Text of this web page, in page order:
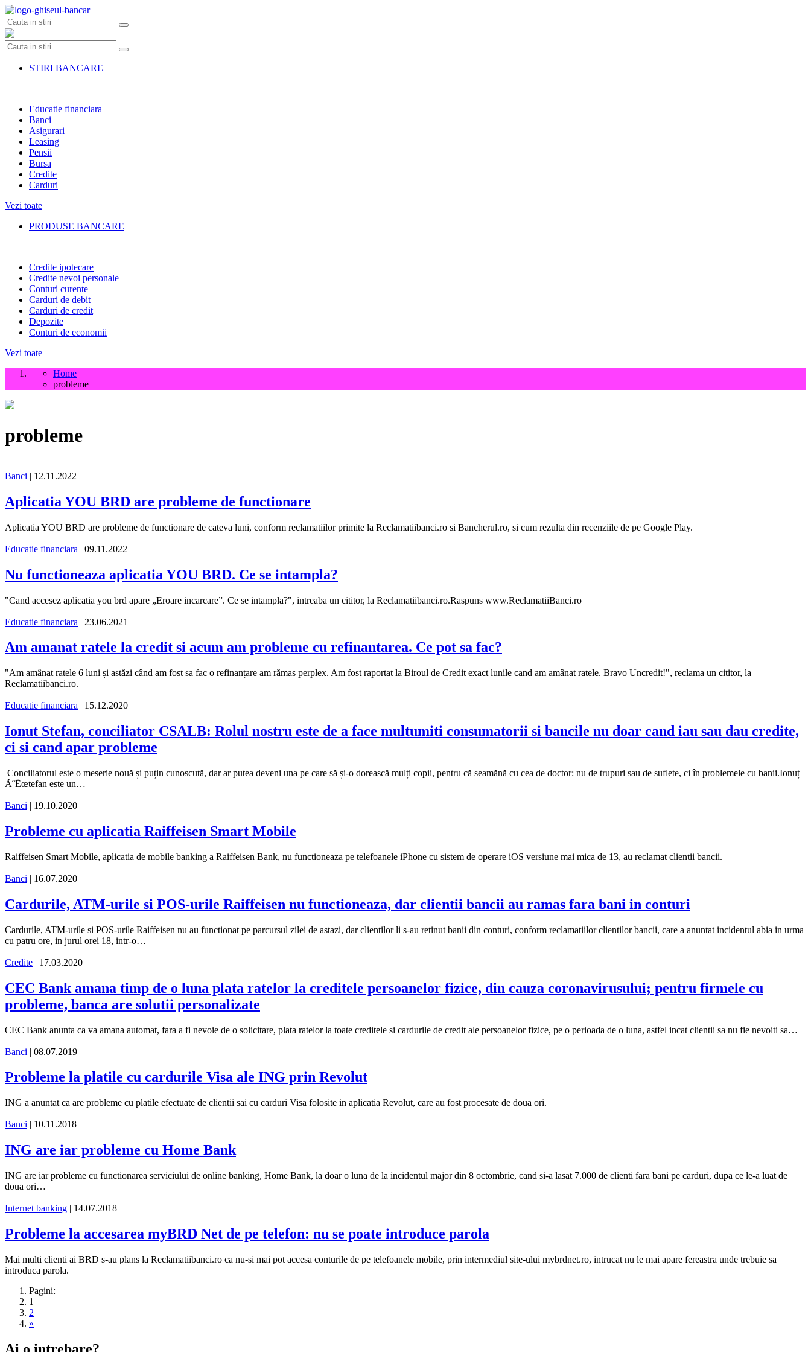
Skip
to
content
STIRI BANCARE
Educatie financiara
Banci
Asigurari
Leasing
Pensii
Bursa
Credite
Carduri
Vezi toate
PRODUSE BANCARE
Credite ipotecare
Credite nevoi personale
Conturi curente
Carduri de debit
Carduri de credit
Depozite
Conturi de economii
Vezi toate
Home
probleme
probleme
Banci | 12.11.2022
Aplicatia YOU BRD are probleme de functionare
Aplicatia YOU BRD are probleme de functionare de cateva luni, conform reclamatiilor primite la Reclamatiibanci.ro si Bancherul.ro, si cum rezulta din recenziile de pe Google Play.
Educatie financiara | 09.11.2022
Nu functioneaza aplicatia YOU BRD. Ce se intampla?
"Cand accesez aplicatia you brd apare „Eroare incarcare”. Ce se intampla?", intreaba un cititor, la Reclamatiibanci.ro.Raspuns www.ReclamatiiBanci.ro
Educatie financiara | 23.06.2021
Am amanat ratele la credit si acum am probleme cu refinantarea. Ce pot sa fac?
"Am amânat ratele 6 luni și astăzi când am fost sa fac o refinanțare am rămas perplex. Am fost raportat la Biroul de Credit exact lunile cand am amânat ratele. Bravo Uncredit!", reclama un cititor, la
Reclamatiibanci.ro.
Educatie financiara | 15.12.2020
Ionut Stefan, conciliator CSALB: Rolul nostru este de a face multumiti consumatorii si bancile nu doar cand iau sau dau credite,
ci si cand apar probleme
Conciliatorul este o meserie nouă și puțin cunoscută, dar ar putea deveni una pe care să și-o dorească mulți copii, pentru că seamănă cu cea de doctor: nu de trupuri sau de suflete, ci în problemele cu banii.Ionuț
ÃˆËœtefan este un…
Banci | 19.10.2020
Probleme cu aplicatia Raiffeisen Smart Mobile
Raiffeisen Smart Mobile, aplicatia de mobile banking a Raiffeisen Bank, nu functioneaza pe telefoanele iPhone cu sistem de operare iOS versiune mai mica de 13, au reclamat clientii bancii.
Banci | 16.07.2020
Cardurile, ATM-urile si POS-urile Raiffeisen nu functioneaza, dar clientii bancii au ramas fara bani in conturi
Cardurile, ATM-urile si POS-urile Raiffeisen nu au functionat pe parcursul zilei de astazi, dar clientilor li s-au retinut banii din conturi, conform reclamatiilor clientilor bancii, care a anuntat incidentul abia in urma
cu patru ore, in jurul orei 18, intr-o…
Credite | 17.03.2020
CEC Bank amana timp de o luna plata ratelor la creditele persoanelor fizice, din cauza coronavirusului; pentru firmele cu
probleme, banca are solutii personalizate
CEC Bank anunta ca va amana automat, fara a fi nevoie de o solicitare, plata ratelor la toate creditele si cardurile de credit ale persoanelor fizice, pe o perioada de o luna, astfel incat clientii sa nu fie nevoiti sa…
Banci | 08.07.2019
Probleme la platile cu cardurile Visa ale ING prin Revolut
ING a anuntat ca are probleme cu platile efectuate de clientii sai cu carduri Visa folosite in aplicatia Revolut, care au fost procesate de doua ori.
Banci | 10.11.2018
ING are iar probleme cu Home Bank
ING are iar probleme cu functionarea serviciului de online banking, Home Bank, la doar o luna de la incidentul major din 8 octombrie, cand si-a lasat 7.000 de clienti fara bani pe carduri, dupa ce le-a luat de
doua ori…
Internet banking | 14.07.2018
Probleme la accesarea myBRD Net de pe telefon: nu se poate introduce parola
Mai multi clienti ai BRD s-au plans la Reclamatiibanci.ro ca nu-si mai pot accesa conturile de pe telefoanele mobile, prin intermediul site-ului mybrdnet.ro, intrucat nu le mai apare fereastra unde trebuie sa
introduca parola.
Pagini:
1
2
»